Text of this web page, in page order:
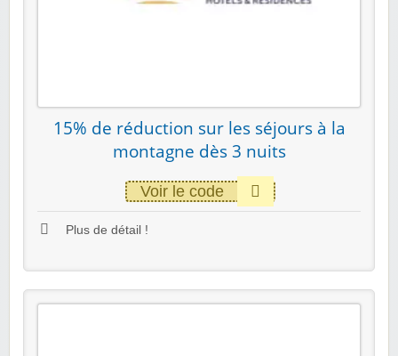
15% de réduction sur les séjours à la
montagne dès 3 nuits
Voir le code
Plus de détail !